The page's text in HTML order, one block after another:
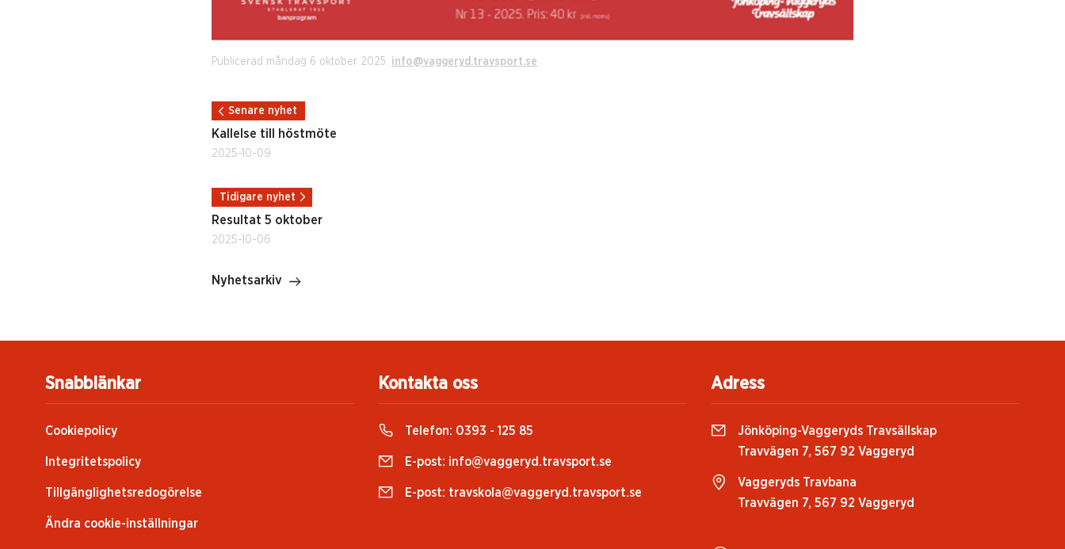
Publicerad måndag 6 oktober 2025. info@vaggeryd.travsport.se
Senare nyhet
Kallelse till höstmöte
2025-10-09
Tidigare nyhet
Resultat 5 oktober
2025-10-06
Nyhetsarkiv
Snabblänkar
Cookiepolicy
Integritetspolicy
Tillgänglighetsredogörelse
Ändra cookie-inställningar
Kontakta oss
Telefon: 0393 - 125 85
E-post: info@vaggeryd.travsport.se
E-post: travskola@vaggeryd.travsport.se
Adress
Jönköping-Vaggeryds Travsällskap
Travvägen 7, 567 92 Vaggeryd
Vaggeryds Travbana
Travvägen 7, 567 92 Vaggeryd